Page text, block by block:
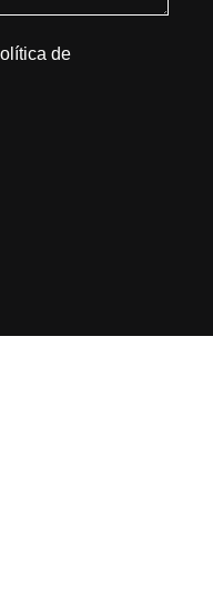
de